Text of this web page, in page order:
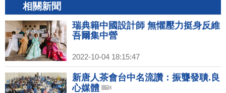
相關新聞
瑞典籍中國設計師 無懼壓力挺身反維
吾爾集中營
2022-10-04 18:15:47
新唐人茶會台中名流讚：振聾發聵.良
心媒體